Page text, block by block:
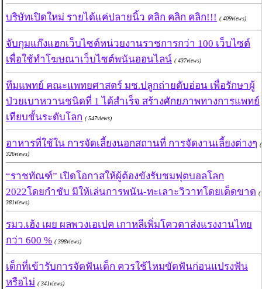
บริษัทเปิดใหม่ รายได้แค่ปลายนิ้ว คลิก คลิก คลิก!!! ( 409views)
จับกุมแก๊งแฮกเว็บไซต์หน่วยงานราชการกว่า 100 เว็บไซต์
เพื่อใช้ทำโฆษณาเว็บไซต์พนันออนไลน์ ( 437views)
ทีมแพทย์ คณะแพทยศาสตร์ มช.ปลูกถ่ายตับอ่อน เพื่อรักษาผู้
ป่วยเบาหวานชนิดที่ 1 ได้สำเร็จ สร้างศักยภาพทางการแพทย์
เทียบชั้นระดับโลก ( 547views)
อาหารที่ใช้ใน การจัดเลี้ยงนอกสถานที่ การจัดงานเลี้ยงต่างๆ (
326views)
“ราชทัณฑ์” เปิดโอกาสให้ผู้ต้องขังรับชมฟุตบอลโลก
2022โดยกำชับ มิให้เล่นการพนัน-ทะเลาะวิวาทโดยเด็ดขาด (
381views)
รมว.เฮ้ง เผย ผลพวงเอเปค เกาหลีเพิ่มโควตาส่งแรงงานไทย
กว่า 600 % ( 398views)
เด็กที่เข้ารับการจัดฟันเด็ก ควรใช้ไหมขัดฟันก่อนแปรงฟัน
หรือไม่ ( 341views)